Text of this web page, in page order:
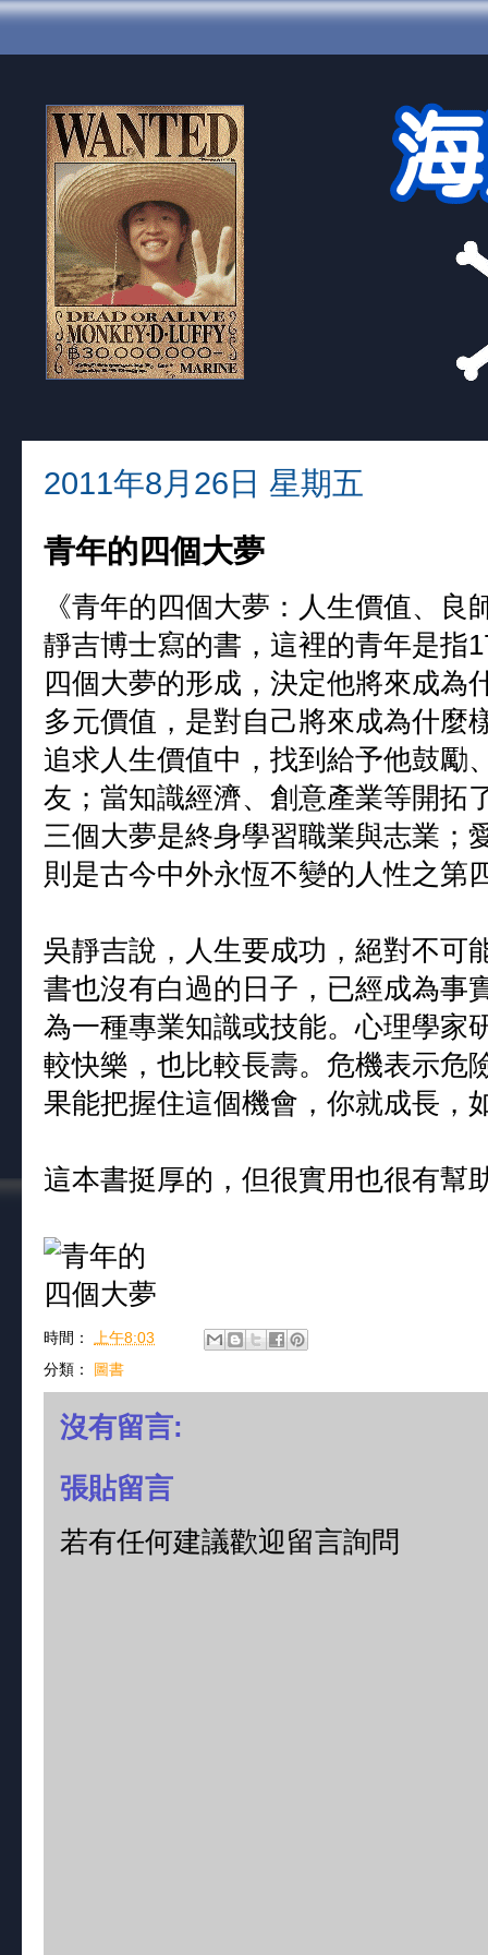
2011年8月26日 星期五
青年的四個大夢
《青年的四個大夢：人生價值、
靜吉博士寫的書，這裡的青年是指
四個大夢的形成，決定他將來成為
多元價值，是對自己將來成為什麼
追求人生價值中，找到給予他鼓勵
友；當知識經濟、創意產業等開拓
三個大夢是終身學習職業與志業；
則是古今中外永恆不變的人性之第
吳靜吉說，人生要成功，絕對不可
書也沒有白過的日子，已經成為事
為一種專業知識或技能。心理學家
較快樂，也比較長壽。危機表示危
果能把握住這個機會，你就成長，
這本書挺厚的，但很實用也很有幫
時間： 上午8:03
分類： 圖書
沒有留言:
張貼留言
若有任何建議歡迎留言詢問